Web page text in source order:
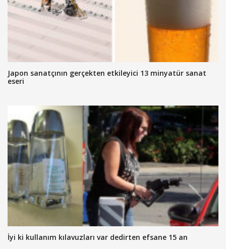
Japon sanatçının gerçekten etkileyici 13 minyatür sanat
eseri
İyi ki kullanım kılavuzları var dedirten efsane 15 an